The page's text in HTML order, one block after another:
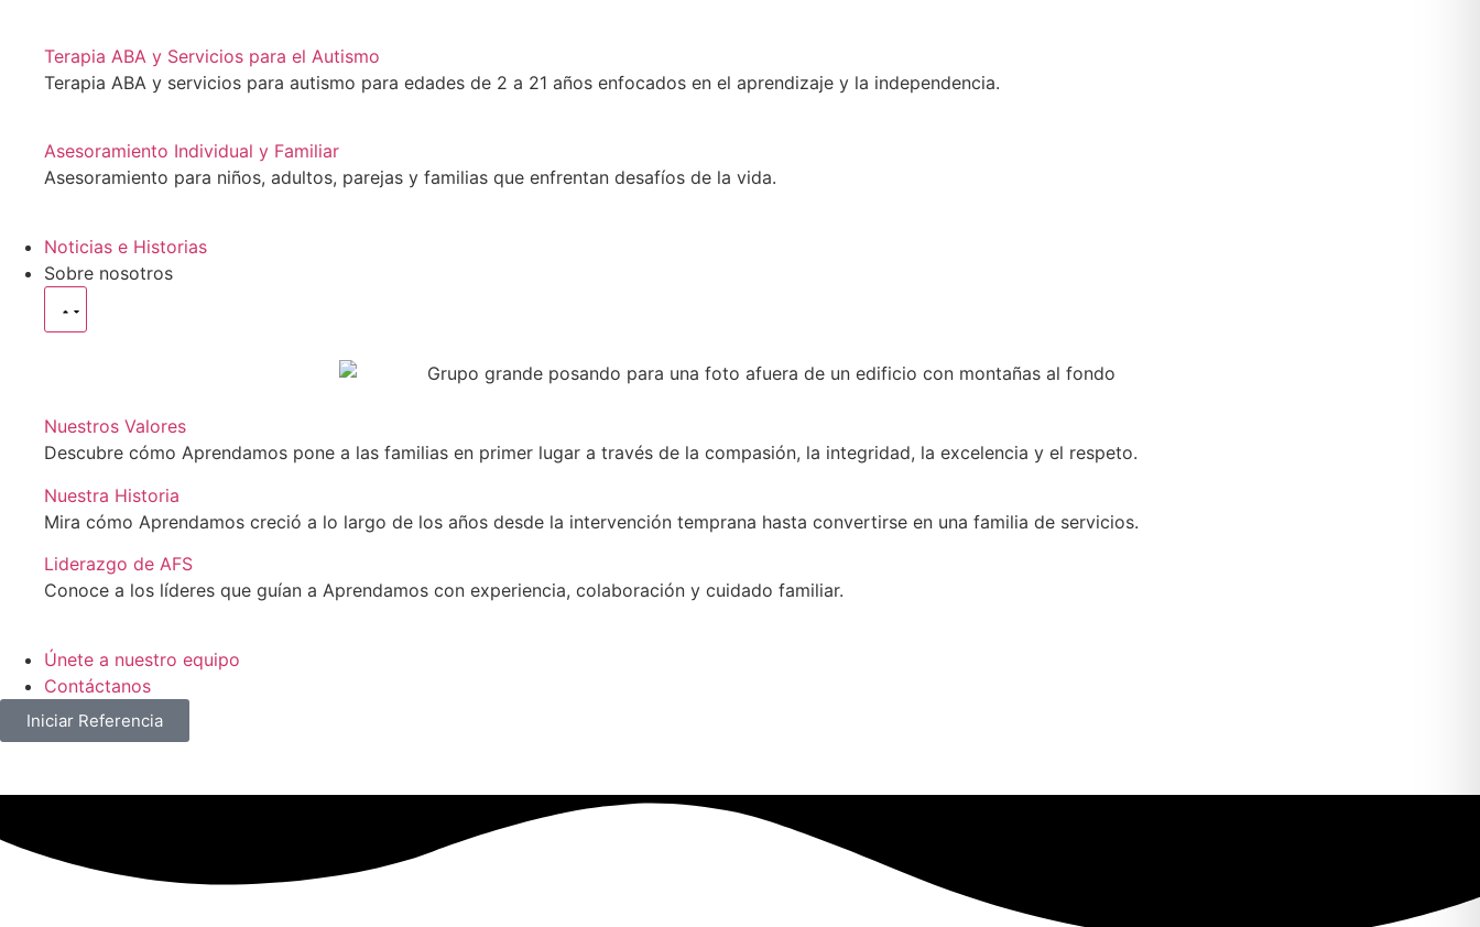
Terapia ABA y Servicios para el Autismo
Terapia ABA y servicios para autismo para edades de 2 a 21 años enfocados en el aprendizaje y la independencia.
Asesoramiento Individual y Familiar
Asesoramiento para niños, adultos, parejas y familias que enfrentan desafíos de la vida.
Noticias e Historias
Sobre nosotros
Nuestros Valores
Descubre cómo Aprendamos pone a las familias en primer lugar a través de la compasión, la integridad, la excelencia y el respeto.
Nuestra Historia
Mira cómo Aprendamos creció a lo largo de los años desde la intervención temprana hasta convertirse en una familia de servicios.
Liderazgo de AFS
Conoce a los líderes que guían a Aprendamos con experiencia, colaboración y cuidado familiar.
Únete a nuestro equipo
Contáctanos
Iniciar Referencia